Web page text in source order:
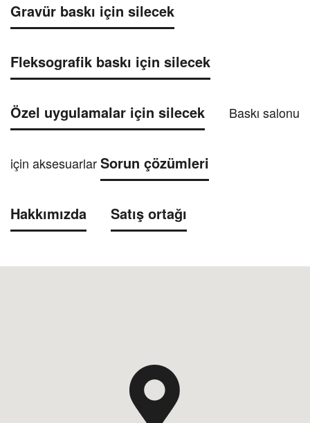
Gravür baskı için silecek
Fleksografik baskı için silecek
Özel uygulamalar için silecek Baskı salonu
için aksesuarlarSorun çözümleri
Hakkımızda Satış ortağı